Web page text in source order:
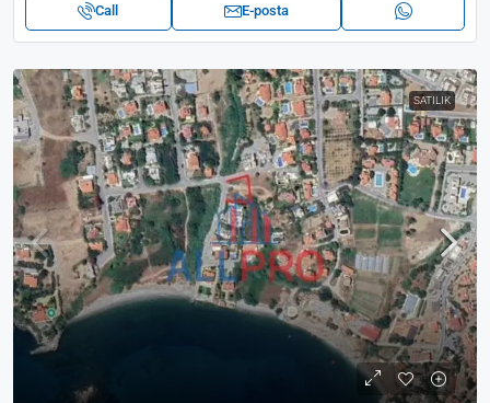
Call E-posta
SATILIK